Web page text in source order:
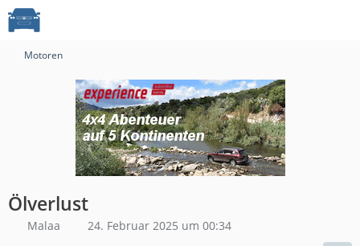
Motoren
Ölverlust
Malaa 24. Februar 2025 um 00:34